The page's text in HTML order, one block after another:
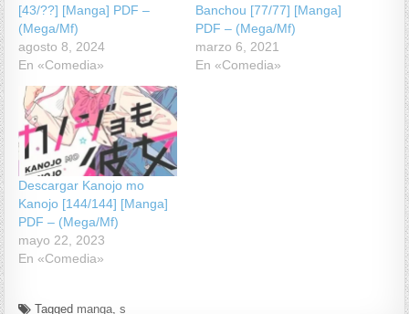
[43/??] [Manga] PDF –
(Mega/Mf)
agosto 8, 2024
En «Comedia»
Banchou [77/77] [Manga]
PDF – (Mega/Mf)
marzo 6, 2021
En «Comedia»
Descargar Kanojo mo
Kanojo [144/144] [Manga]
PDF – (Mega/Mf)
mayo 22, 2023
En «Comedia»
Tagged manga,s